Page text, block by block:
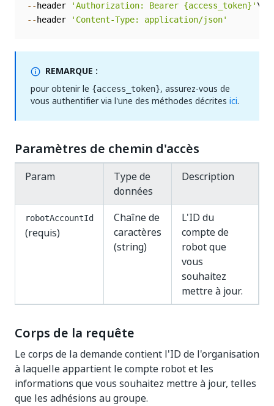
-- header 'Authorization: Bearer {access_token}'
-- header 'Content-Type: application/json'
REMARQUE :
pour obtenir le {access_token}, assurez-vous de
vous authentifier via l'une des méthodes décrites ici.
Paramètres de chemin d'accès
Param
Type de
données
Description
robotAccountId
(requis)
Chaîne de
caractères
(string)
L'ID du
compte de
robot que
vous
souhaitez
mettre à jour.
Corps de la requête
Le corps de la demande contient l'ID de l'organisation
à laquelle appartient le compte robot et les
informations que vous souhaitez mettre à jour, telles
que les adhésions au groupe.